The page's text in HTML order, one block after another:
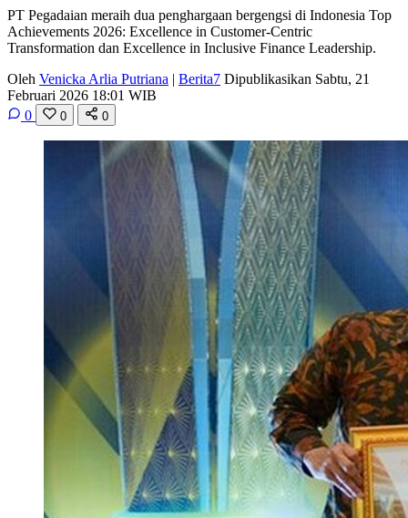
PT Pegadaian meraih dua penghargaan bergengsi di Indonesia Top
Achievements 2026: Excellence in Customer-Centric
Transformation dan Excellence in Inclusive Finance Leadership.
Oleh Venicka Arlia Putriana | Berita7 Dipublikasikan Sabtu, 21
Februari 2026 18:01 WIB
0
0 0